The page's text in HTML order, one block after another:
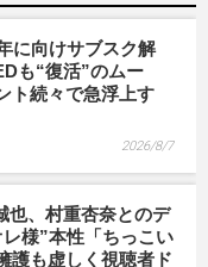
に向けサブスク解
も“復活”のムー
ト続々で急浮上す
2026/8/7
也、村重杏奈とのデ
様”本性「ちっこい
護も虚しく視聴者ド